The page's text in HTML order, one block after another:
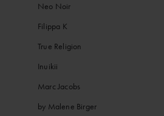
Neo Noir
Filippa K
True Religion
Inuikii
Marc Jacobs
by Malene Birger